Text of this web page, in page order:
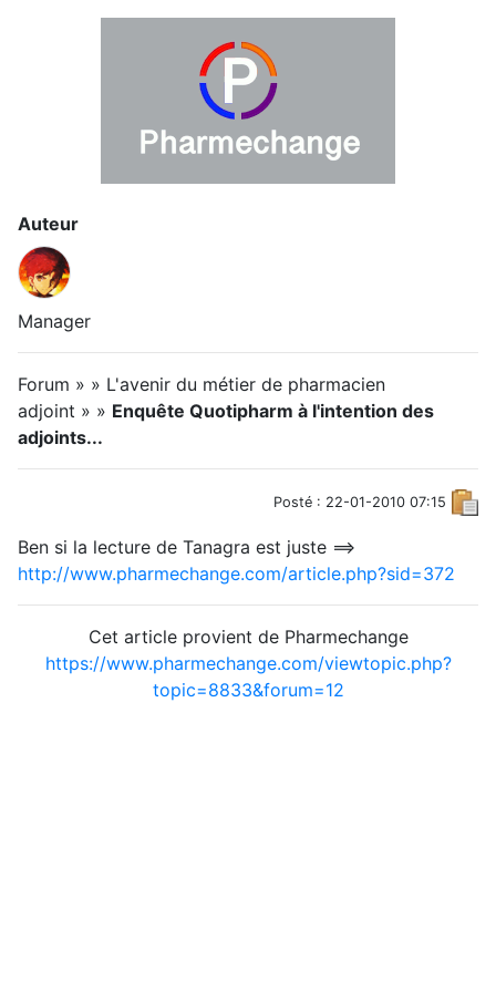
Auteur
Manager
Forum » » L'avenir du métier de pharmacien
adjoint » » Enquête Quotipharm à l'intention des
adjoints...
Posté : 22-01-2010 07:15
Ben si la lecture de Tanagra est juste ==>
http://www.pharmechange.com/article.php?sid=372
Cet article provient de Pharmechange
https://www.pharmechange.com/viewtopic.php?
topic=8833&forum=12